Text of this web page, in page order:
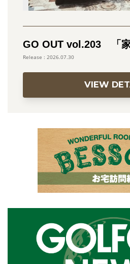
GO OUT vol.203 「家
2026.07.30
VIEW